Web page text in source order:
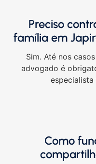
Preciso
família em
Sim. Até nos
advogado é
Como